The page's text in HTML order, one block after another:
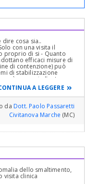
cosa sia..
con una visita il
proprio di si - Quanto
efficaci misure di
di contenzione) può
di stabilizzazione
può essere indicata una
(cosiddetto
(ma poi sempre va
Massima
del giudizio (si vede con
molto di più: il 90 per
per gli ottavi...
A LEGGERE
daDott. Paolo Passaretti
Civitanova Marche (MC)
dello smaltimento,
visita clinica